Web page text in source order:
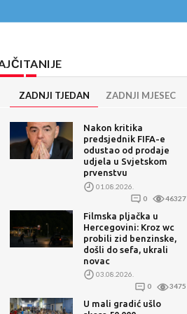
ZADNJI TJEDAN ZADNJI MJESEC
Nakon kritika
predsjednik FIFA-e
odustao od prodaje
udjela u Svjetskom
prvenstvu
01.08.2026.
0
46327
Filmska pljačka u
Hercegovini: Kroz wc
probili zid benzinske,
došli do sefa, ukrali
novac
03.08.2026.
0
3475
U mali gradić ušlo